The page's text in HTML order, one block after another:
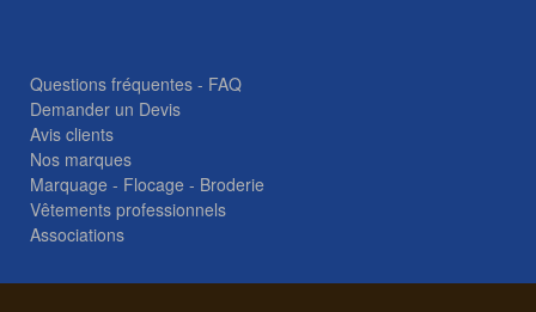
Questions fréquentes - FAQ
Demander un Devis
Avis clients
Nos marques
Marquage - Flocage - Broderie
Vêtements professionnels
Associations